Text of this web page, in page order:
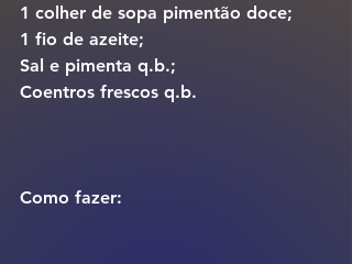
1 colher de sopa pimentão doce;
1 fio de azeite;
Sal e pimenta q.b.;
Coentros frescos q.b.
Como fazer: